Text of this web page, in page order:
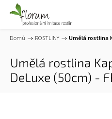
Domů / ROSTLINY / Umělá rostlina
Umělá rostlina
DeLuxe (50cm) -